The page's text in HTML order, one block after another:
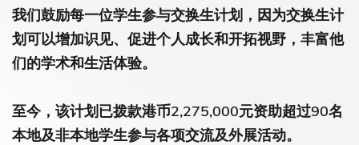
我们鼓励每一位学生参与交换生计划，因为交换生计
划可以增加识见、促进个人成长和开拓视野，丰富他
们的学术和生活体验。
至今，该计划已拨款港币2,275,000元资助超过90名
本地及非本地学生参与各项交流及外展活动。